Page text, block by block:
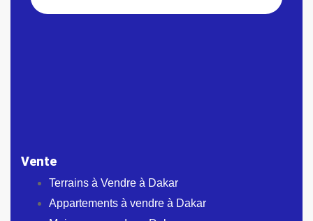
Vente
Terrains à Vendre à Dakar
Appartements à vendre à Dakar